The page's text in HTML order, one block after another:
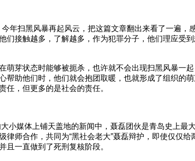
年扫黑风暴再起风云，把这篇文章翻出来看了一遍，
接触越多，了解越多，作为犯罪分子，他们理应受
芽状态时能够被扼杀，也许就不会出现扫黑风暴一
助他们时，他们就会抱团取暖，也就形成了组织的
，但更多的是社会的责任。
小媒体上铺天盖地的新闻中，聂磊团伙是青岛史上最
师合作，共同为“黑社会老大”聂磊辩护，即使仅仅给
一直做到了死刑复核阶段。